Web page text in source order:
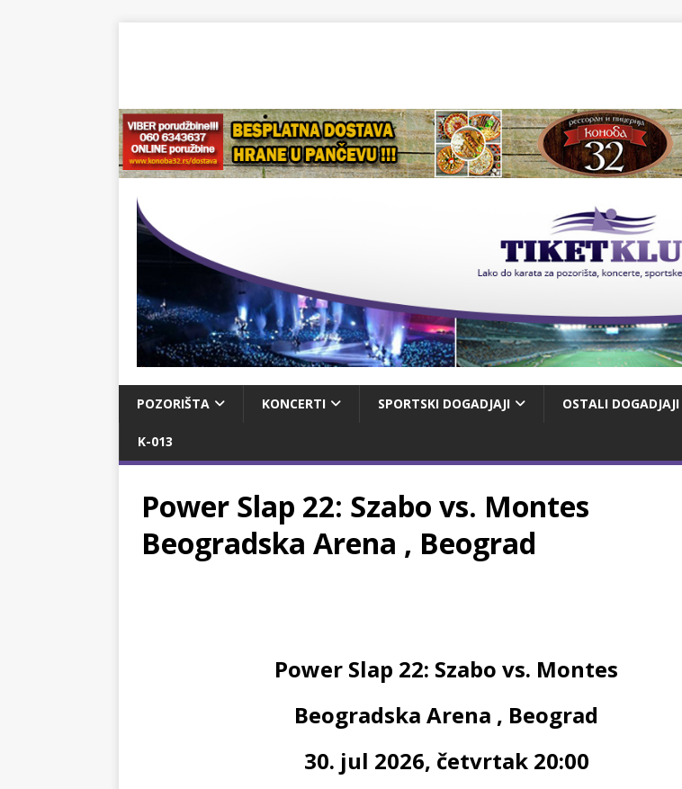
POZORIŠTA KONCERTI SPORTSKI DOGADJAJI OSTALI DOGADJAJI
K-013
Power Slap 22: Szabo vs. Montes
Beogradska Arena , Beograd
Power Slap 22: Szabo vs. Montes
Beogradska Arena , Beograd
30. jul 2026, četvrtak 20:00